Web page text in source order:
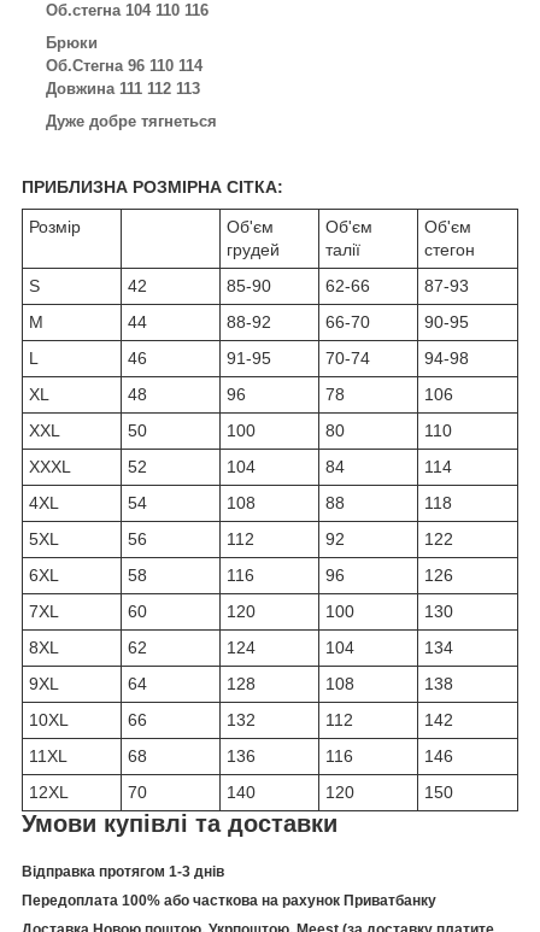
Об.стегна 104 110 116
Брюки
Об.Стегна 96 110 114
Довжина 111 112 113
Дуже добре тягнеться
ПРИБЛИЗНА РОЗМІРНА СІТКА:
Розмір
Об'єм
грудей
Об'єм
талії
Об'єм
стегон
S
42 85-90 62-66
87-93
M
44 88-92 66-70
90-95
L
46 91-95 70-74
94-98
XL
48 96 78
106
XXL
50 100 80
110
XXXL
52 104 84
114
4XL
54 108 88
118
5XL
56 112 92
122
6XL
58 116 96
126
7XL
60 120 100
130
8XL
62 124 104
134
9XL
64 128 108
138
10XL
66 132 112
142
11XL
68 136 116
146
12XL
70 140 120 150
Умови купівлі та доставки
Відправка протягом 1-3 днів
Передоплата 100% або часткова на рахунок Приватбанку